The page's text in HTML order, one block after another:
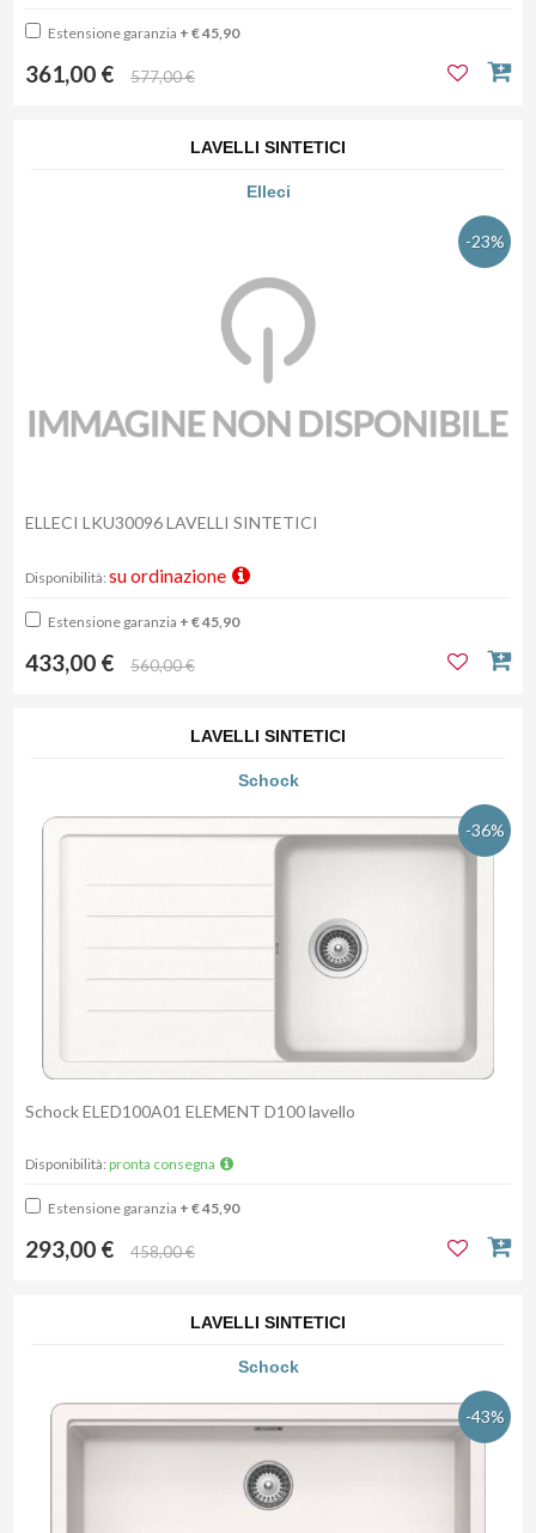
Estensione garanzia + € 45,90
361,00 € 577,00 €
LAVELLI SINTETICI
Elleci
-23%
ELLECI LKU30096 LAVELLI SINTETICI
Disponibilità: su ordinazione
Estensione garanzia + € 45,90
433,00 € 560,00 €
LAVELLI SINTETICI
Schock
-36%
Schock ELED100A01 ELEMENT D100 lavello
Disponibilità: pronta consegna
Estensione garanzia + € 45,90
293,00 € 458,00 €
LAVELLI SINTETICI
Schock
-43%